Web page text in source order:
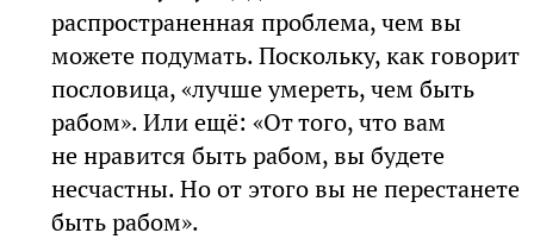
распространенная проблема, чем вы
можете подумать. Поскольку, как говорит
пословица, «лучше умереть, чем быть
рабом». Или ещё: «От того, что вам
не нравится быть рабом, вы будете
несчастны. Но от этого вы не перестанете
быть рабом».